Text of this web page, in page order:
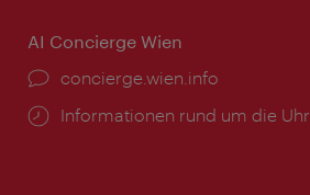
AI Concierge Wien
Ort:
concierge.wien.info
Öffnungszeiten:
Informationen rund um die Uhr